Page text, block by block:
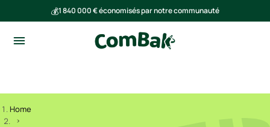
💰1 840 000 € économisés par notre communauté
Home